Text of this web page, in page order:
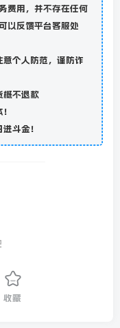
费用，并不存在任何
以反馈平台客服处
个人防范，谨防诈
概不退款
斗金！
收藏